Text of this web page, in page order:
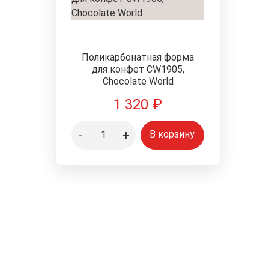
Пищевые блески
Цветочная пыльца
Поликарбонатная форма
для конфет CW1905,
Chocolate World
1 320 ₽
- + В корзину